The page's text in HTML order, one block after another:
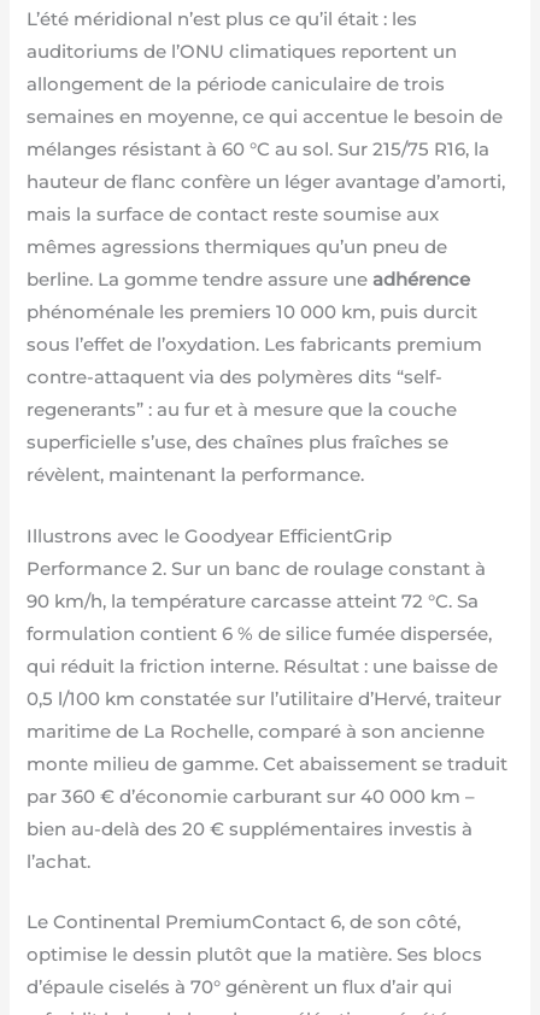
L’été méridional n’est plus ce qu’il était : les
auditoriums de l’ONU climatiques reportent un
allongement de la période caniculaire de trois
semaines en moyenne, ce qui accentue le besoin de
mélanges résistant à 60 °C au sol. Sur 215/75 R16, la
hauteur de flanc confère un léger avantage d’amorti,
mais la surface de contact reste soumise aux
mêmes agressions thermiques qu’un pneu de
berline. La gomme tendre assure uneadhérence
phénoménale les premiers 10 000 km, puis durcit
sous l’effet de l’oxydation. Les fabricants premium
contre-attaquent via des polymères dits “self-
regenerants” : au fur et à mesure que la couche
superficielle s’use, des chaînes plus fraîches se
révèlent, maintenant la performance.
Illustrons avec le Goodyear EfficientGrip
Performance 2. Sur un banc de roulage constant à
90 km/h, la température carcasse atteint 72 °C. Sa
formulation contient 6 % de silice fumée dispersée,
qui réduit la friction interne. Résultat : une baisse de
0,5 l/100 km constatée sur l’utilitaire d’Hervé, traiteur
maritime de La Rochelle, comparé à son ancienne
monte milieu de gamme. Cet abaissement se traduit
par 360 € d’économie carburant sur 40 000 km –
bien au-delà des 20 € supplémentaires investis à
l’achat.
Le Continental PremiumContact 6, de son côté,
optimise le dessin plutôt que la matière. Ses blocs
d’épaule ciselés à 70° génèrent un flux d’air qui